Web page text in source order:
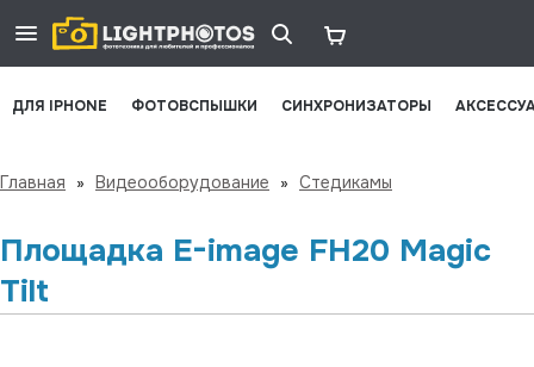
ДЛЯ IPHONE ФОТОВСПЫШКИ СИНХРОНИЗАТОРЫ
Главная » Видеооборудование » Стедикамы
Площадка E-image FH20 Magic
Tilt